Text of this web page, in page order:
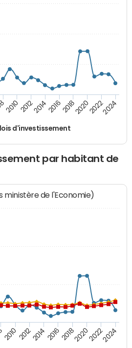
d'investissement
2010 2012201420162018202020222024
par habitant de
ministère de l'Economie)
2010 2012201420162018202020222024